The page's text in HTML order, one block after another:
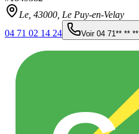
Le, 43000 Le Puy-en-Velay
04 71 02 14 24
Voir 04 71** ** **